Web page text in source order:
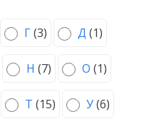
Г(3) Д (1)
Н (7) О (1)
Т (15) У(6)